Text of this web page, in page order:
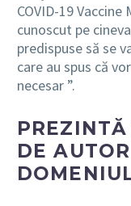
COVID-19
cunoscut pe
predispuse să se
care au spus că
necesar ”.
DE